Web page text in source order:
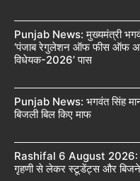
Punjab News: मुख्यमंत्री
‘पंजाब रेगुलेशन ऑफ फीस ऑफ
विधेयक-2026’ पास
Punjab News: भगवंत सिंह
बिजली बिल किए माफ
Rashifal 6 August 2026:
गृहणी से लेकर स्टूडेंट्स और